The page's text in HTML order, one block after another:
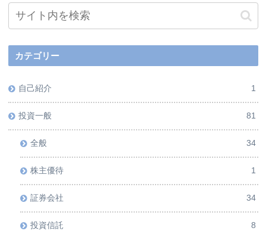
カテゴリー
自己紹介 1
投資一般 81
全般 34
株主優待 1
証券会社 34
投資信託 8